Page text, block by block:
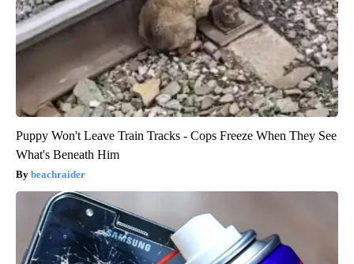
Puppy Won't Leave Train Tracks - Cops Freeze When They See
What's Beneath Him
beachraider